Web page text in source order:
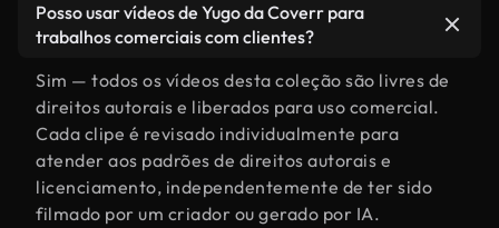
Posso usar vídeos de Yugo da Coverr para
trabalhos comerciais com clientes?
Sim — todos os vídeos desta coleção são livres de
direitos autorais e liberados para uso comercial.
Cada clipe é revisado individualmente para
atender aos padrões de direitos autorais e
licenciamento, independentemente de ter sido
filmado por um criador ou gerado por IA.